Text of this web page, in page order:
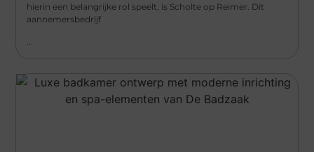
hierin een belangrijke rol speelt, is Scholte op Reimer. Dit
aannemersbedrijf